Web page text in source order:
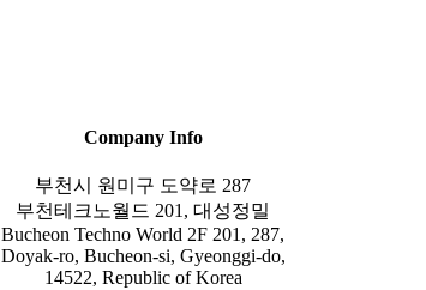
Company Info
부천시 원미구 도약로 287
부천테크노월드 201, 대성정밀
Bucheon Techno World 2F 201, 287,
Doyak-ro, Bucheon-si, Gyeonggi-do,
14522, Republic of Korea